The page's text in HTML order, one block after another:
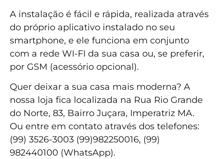
A instalação é fácil e rápida, realizada através
do próprio aplicativo instalado no seu
smartphone, e ele funciona em conjunto
com a rede WI-FI da sua casa ou, se preferir,
por GSM (acessório opcional).
Quer deixar a sua casa mais moderna? A
nossa loja fica localizada na Rua Rio Grande
do Norte, 83, Bairro Juçara, Imperatriz MA.
Ou entre em contato através dos telefones:
(99) 3526-3003 (99)982250016, (99)
982440100 (WhatsApp).